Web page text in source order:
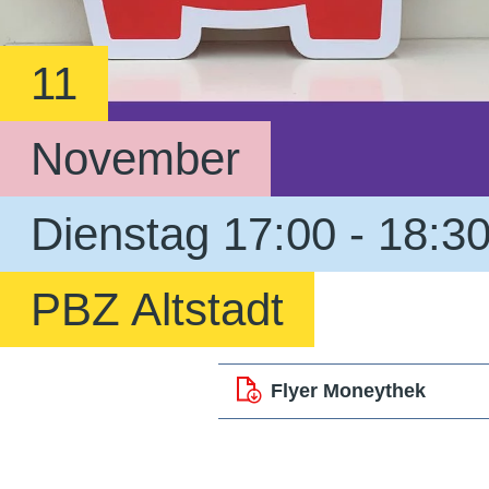
11
November
Dienstag 17:00 -
PBZ Altstadt
Flyer Moneythek